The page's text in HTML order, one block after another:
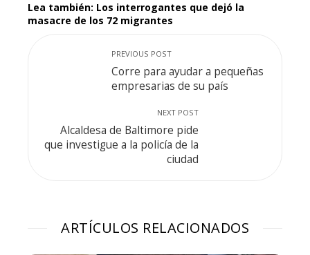
Lea también: Los interrogantes que dejó la
masacre de los 72 migrantes
PREVIOUS POST
Corre para ayudar a pequeñas
empresarias de su país
NEXT POST
Alcaldesa de Baltimore pide
que investigue a la policía de la
ciudad
ARTÍCULOS RELACIONADOS